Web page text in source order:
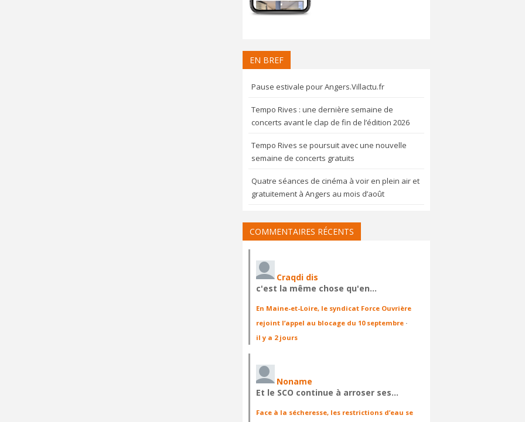
EN BREF
Pause estivale pour Angers.Villactu.fr
Tempo Rives : une dernière semaine de
concerts avant le clap de fin de l’édition 2026
Tempo Rives se poursuit avec une nouvelle
semaine de concerts gratuits
Quatre séances de cinéma à voir en plein air et
gratuitement à Angers au mois d’août
COMMENTAIRES RÉCENTS
Craqdi dis
c'est la même chose qu'en…
En Maine-et-Loire, le syndicat Force Ouvrière
rejoint l’appel au blocage du 10 septembre ·
il y a 2 jours
Noname
Et le SCO continue à arroser ses…
Face à la sécheresse, les restrictions d’eau se